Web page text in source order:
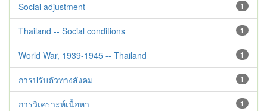
1
Social adjustment
1
Thailand -- Social conditions
1
World War, 1939-1945 -- Thailand
1
การปรับตัวทางสังคม
1
การวิเคราะห์เนื้อหา